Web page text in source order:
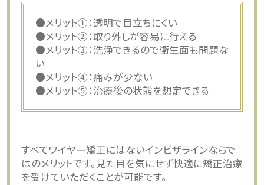
●メリット①：透明で目立ちにくい
●メリット②：取り外しが容易に行える
●メリット③：洗浄できるので衛生面も問題な
い
●メリット④：痛みが少ない
●メリット⑤：治療後の状態を想定できる
すべてワイヤー矯正にはないインビザラインならで
はのメリットです。見た目を気にせず快適に矯正治療
を受けていただくことが可能です。